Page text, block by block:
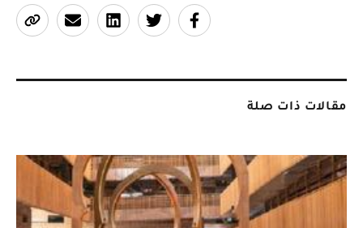
مقالات ذات صلة